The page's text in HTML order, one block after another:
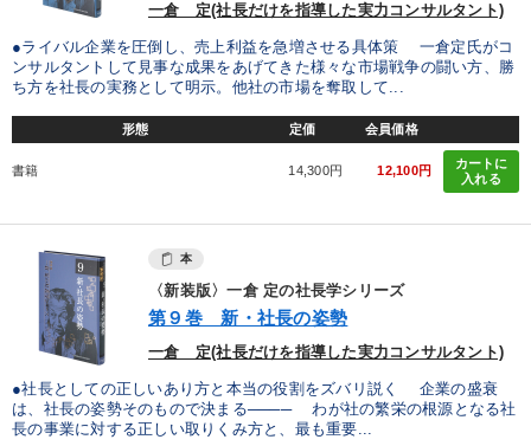
一倉 定(社長だけを指導した実力コンサルタント)
●ライバル企業を圧倒し、売上利益を急増させる具体策 一倉定氏がコ
ンサルタントして見事な成果をあげてきた様々な市場戦争の闘い方、勝
ち方を社長の実務として明示。他社の市場を奪取して...
形態 定価 会員価格
書籍 14,300円 12,100円
カートに
入れる
本
〈新装版〉一倉 定の社長学シリーズ
第９巻 新・社長の姿勢
一倉 定(社長だけを指導した実力コンサルタント)
●社長としての正しいあり方と本当の役割をズバリ説く 企業の盛衰
は、社長の姿勢そのもので決まる──── わが社の繁栄の根源となる社
長の事業に対する正しい取りくみ方と、最も重要...